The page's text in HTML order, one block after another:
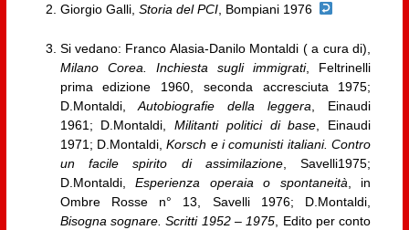
Giorgio Galli, Storia del PCI, Bompiani 1976
Si vedano: Franco Alasia-Danilo Montaldi ( a cura di),
Milano Corea. Inchiesta sugli immigrati, Feltrinelli
prima edizione 1960, seconda accresciuta 1975;
D.Montaldi,Autobiografie della leggera, Einaudi
1961; D.Montaldi,Militanti politici di base, Einaudi
1971; D.Montaldi,Korsch e i comunisti italiani. Contro
un facile spirito di assimilazione, Savelli1975;
D.Montaldi,Esperienza operaia o spontaneità, in
Ombre Rosse n° 13, Savelli 1976; D.Montaldi,
Bisogna sognare. Scritti 1952 – 1975, Edito per conto